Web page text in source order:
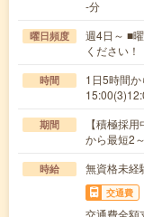
-分
曜日頻度
週4日～ ■
ください！
時間
1日5時間
期間
【積極採
から最短2
時給 無資格未
交通費
交通費全額